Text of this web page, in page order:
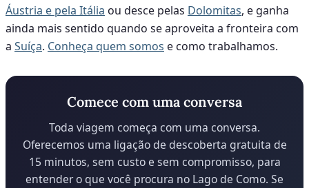
Áustria e pela Itália ou desce pelas Dolomitas, e ganha
ainda mais sentido quando se aproveita a fronteira com
a Suíça. Conheça quem somos e como trabalhamos.
Comece com uma conversa
Toda viagem começa com uma conversa.
Oferecemos uma ligação de descoberta gratuita de
15 minutos, sem custo e sem compromisso, para
entender o que você procura no Lago de Como. Se